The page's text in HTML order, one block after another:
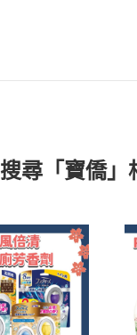
搜尋「寶僑」